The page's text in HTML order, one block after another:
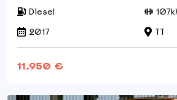
Diesel
2017
TT
11.950 €